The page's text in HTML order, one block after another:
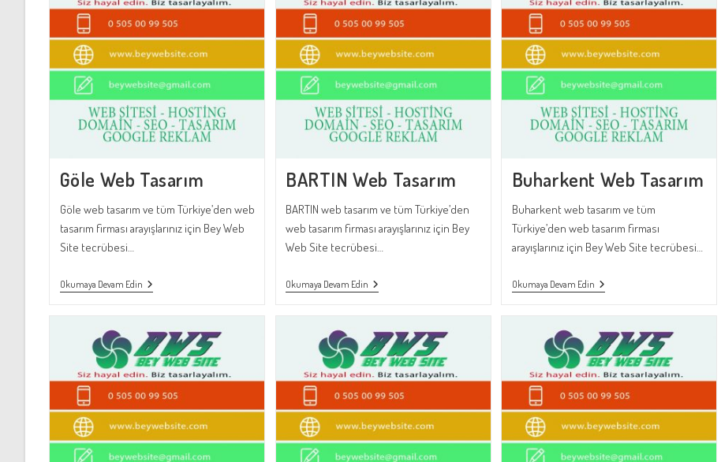
Göle Web Tasarım
Göle web tasarım ve tüm Türkiye’den web
tasarım firması arayışlarınız için Bey Web
Site tecrübesi…
Okumaya Devam EdinGöle
Web
BARTIN Web Tasarım
BARTIN web tasarım ve tüm Türkiye’den
web tasarım firması arayışlarınız için Bey
Web Site tecrübesi…
Okumaya Devam Edin BARTIN
Web
Buharkent Web Tasarım
Buharkent web tasarım ve tüm
Türkiye’den web tasarım firması
arayışlarınız için Bey Web Site tecrübesi…
Okumaya Devam EdinBuharkent
Web